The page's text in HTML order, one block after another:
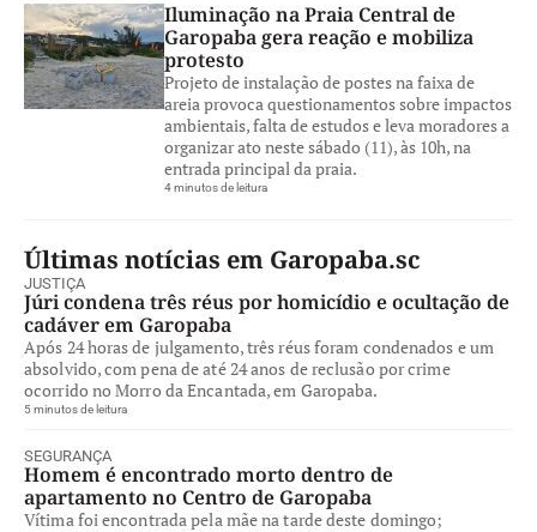
Iluminação na Praia Central de
Garopaba gera reação e mobiliza
protesto
Projeto de instalação de postes na faixa de
areia provoca questionamentos sobre impactos
ambientais, falta de estudos e leva moradores a
organizar ato neste sábado (11), às 10h, na
entrada principal da praia.
4 minutos de leitura
Últimas notícias em Garopaba.sc
JUSTIÇA
Júri condena três réus por homicídio e ocultação de
cadáver em Garopaba
Após 24 horas de julgamento, três réus foram condenados e um
absolvido, com pena de até 24 anos de reclusão por crime
ocorrido no Morro da Encantada, em Garopaba.
5 minutos de leitura
SEGURANÇA
Homem é encontrado morto dentro de
apartamento no Centro de Garopaba
Vítima foi encontrada pela mãe na tarde deste domingo;